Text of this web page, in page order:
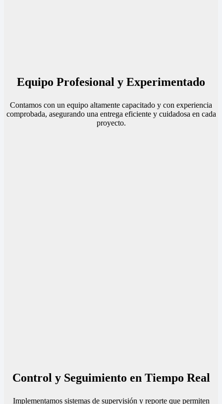
Equipo Profesional y Experimentado
Contamos con un equipo altamente capacitado y con experiencia
comprobada, asegurando una entrega eficiente y cuidadosa en cada
proyecto.
Control y Seguimiento en Tiempo Real
Implementamos sistemas de supervisión y reporte que permiten